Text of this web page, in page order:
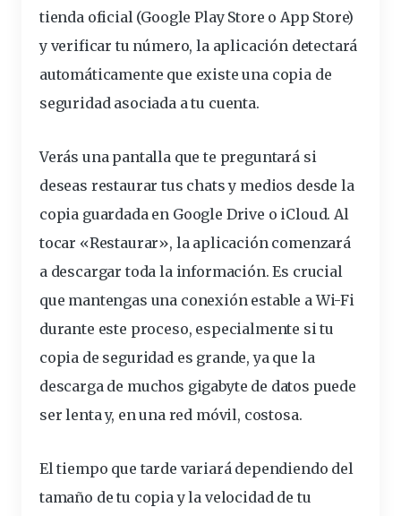
tienda oficial (Google Play Store o App Store)
y verificar tu número, la aplicación detectará
automáticamente que existe una copia de
seguridad asociada a tu cuenta.
Verás una pantalla que te preguntará si
deseas restaurar tus chats y medios desde la
copia guardada en Google Drive o iCloud. Al
tocar «Restaurar», la aplicación comenzará
a descargar toda la información. Es crucial
que mantengas una conexión estable a Wi-Fi
durante este proceso, especialmente si tu
copia de seguridad es grande, ya que la
descarga de muchos gigabyte de datos puede
ser lenta y, en una red móvil, costosa.
El tiempo que tarde variará dependiendo del
tamaño de tu copia y la velocidad de tu